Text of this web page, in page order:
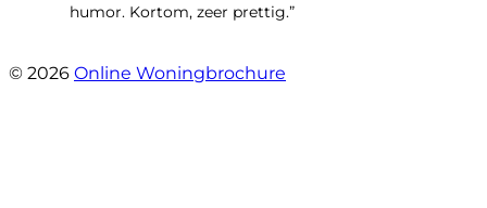
humor. Kortom, zeer prettig.”
© 2026 Online Woningbrochure